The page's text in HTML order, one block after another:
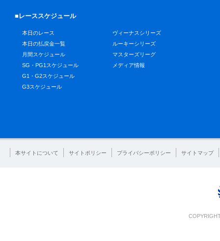
■レーススケジュール
本日のレース
本日の払戻金一覧
月間スケジュール
SG・PG1スケジュール
G1・G2スケジュール
G3スケジュール
ヴィーナスシリーズ
ルーキーシリーズ
マスターズリーグ
メディア情報
本サイトについて サイトポリシー プライバシーポリシー サイトマップ